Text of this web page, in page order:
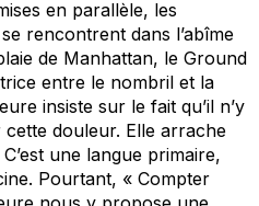
en parallèle, les
rencontrent dans l’abîme
de Manhattan, le Ground
entre le nombril et la
insiste sur le fait qu’il n’y
douleur. Elle arrache
une langue primaire,
Pourtant, « Compter